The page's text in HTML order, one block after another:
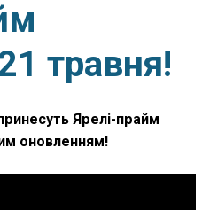
травня!
Ярелі-прайм
оновленням!